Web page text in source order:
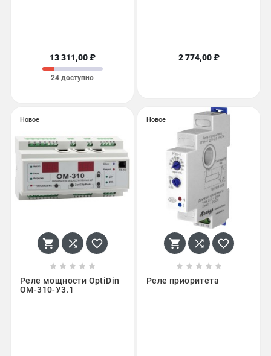
13 311,00 ₽
24 доступно
2 774,00 ₽
Новое
  
    
Реле мощности OptiDin
ОМ-310-У3.1
Новое
  
    
Реле приоритета